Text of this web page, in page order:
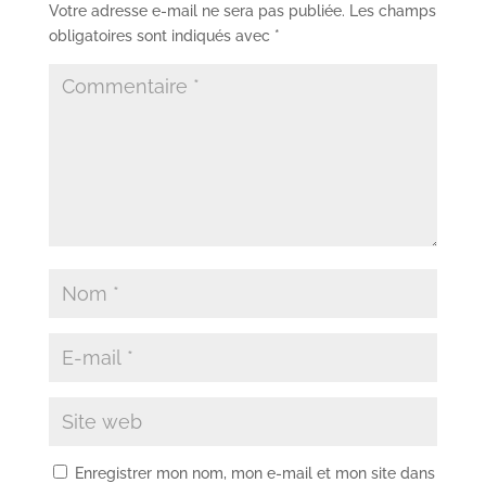
Votre adresse e-mail ne sera pas publiée.
Les champs
obligatoires sont indiqués avec *
Enregistrer mon nom, mon e-mail et mon site dans